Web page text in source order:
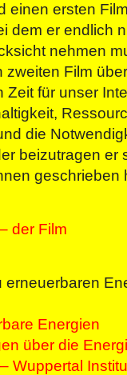
einen ersten
dem er endlich
nehmen
Film
für unser
die
beizutragen er
geschrieben
der Film
Energien
über die
Wuppertal